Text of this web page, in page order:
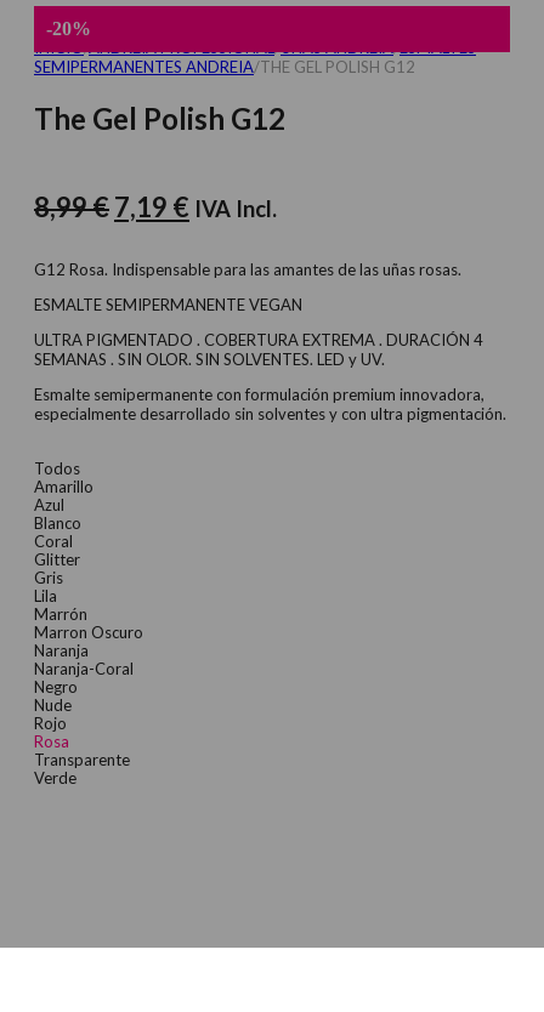
-20%
SEMIPERMANENTES ANDREIA/THE GEL POLISH G12
The Gel Polish G12
8,99€El
original
era:
8,99 €.
7,19 € El
actual
es:
7,19 €.
IVA Incl.
G12 Rosa. Indispensable para las amantes de las uñas rosas.
ESMALTE SEMIPERMANENTE VEGAN
ULTRA PIGMENTADO . COBERTURA EXTREMA . DURACIÓN 4
SEMANAS . SIN OLOR. SIN SOLVENTES. LED y UV.
Esmalte semipermanente con formulación premium innovadora,
especialmente desarrollado sin solventes y con ultra pigmentación.
Todos
Amarillo
Azul
Blanco
Coral
Glitter
Gris
Lila
Marrón
Marron Oscuro
Naranja
Naranja-Coral
Negro
Nude
Rojo
Rosa
Transparente
Verde